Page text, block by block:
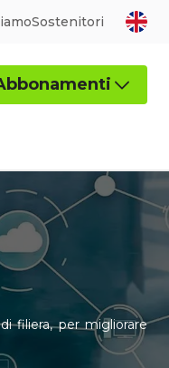
Sostenitori
filiera, per migliorare